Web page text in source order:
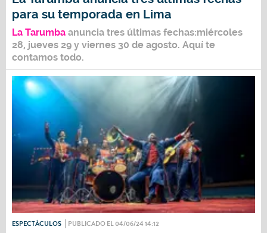
para su temporada en Lima
La Tarumba anuncia tres últimas fechas:miércoles
28, jueves 29 y viernes 30 de agosto. Aquí te
contamos todo.
ESPECTÁCULOS PUBLICADO EL 04/06/24 14:12